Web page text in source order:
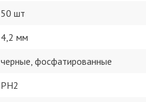
50 шт
4,2 мм
черные, фосфатированные
PH2